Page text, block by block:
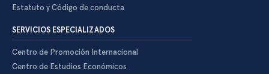
Estatuto y Código de conducta
SERVICIOS ESPECIALIZADOS
Centro de Promoción Internacional
Centro de Estudios Económicos